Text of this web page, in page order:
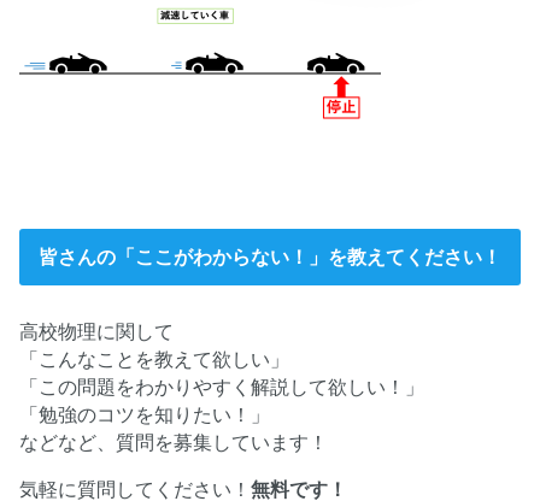
皆さんの「ここがわからない！」を教えてください！
高校物理に関して
「こんなことを教えて欲しい」
「この問題をわかりやすく解説して欲しい！」
「勉強のコツを知りたい！」
などなど、質問を募集しています！
気軽に質問してください！無料です！